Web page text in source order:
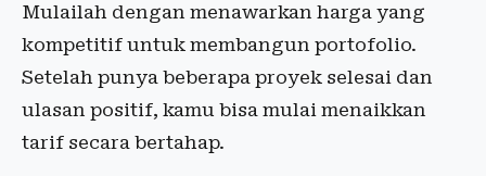
Mulailah dengan menawarkan harga yang
kompetitif untuk membangun portofolio.
Setelah punya beberapa proyek selesai dan
ulasan positif, kamu bisa mulai menaikkan
tarif secara bertahap.